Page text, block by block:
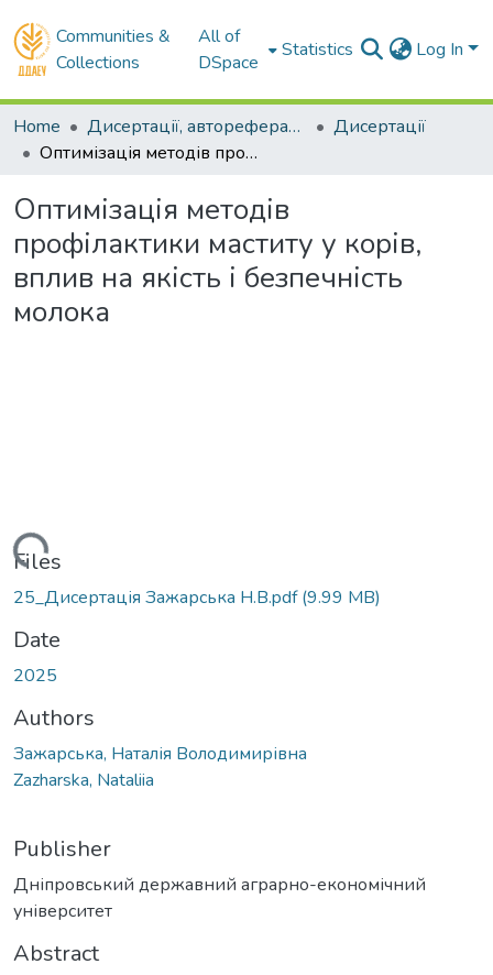
Communities &
Collections
All of
DSpace
Statistics Log In
Home Дисертації, автореферати, реферати
Дисертації
Оптимізація методів профілактики маститу у корів, вплив на якість і безпечність молока
Оптимізація методів
профілактики маститу у корів,
вплив на якість і безпечність
молока
Files
25_Дисертація Зажарська Н.В.pdf(9.99 MB)
Date
2025
Authors
Зажарська, Наталія Володимирівна
Zazharska, Nataliia
Publisher
Дніпровський державний аграрно-економічний
університет
Abstract